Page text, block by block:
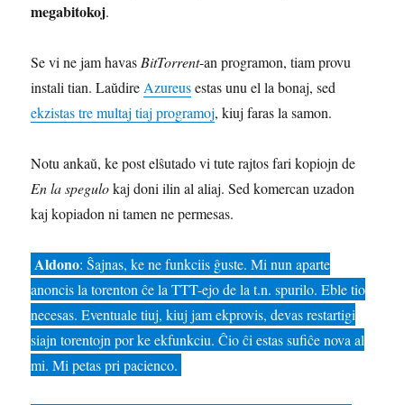
megabitokoj.
Se vi ne jam havas BitTorrent-an programon, tiam provu
instali tian. Laŭdire Azureusestas unu el la bonaj, sed
ekzistas tre multaj tiaj programoj, kiuj faras la samon.
Notu ankaŭ, ke post elŝutado vi tute rajtos fari kopiojn de
En la spegulokaj doni ilin al aliaj. Sed komercan uzadon
kaj kopiadon ni tamen ne permesas.
Aldono: Ŝajnas, ke ne funkciis ĝuste. Mi nun aparte
anoncis la torenton ĉe la TTT-ejo de la t.n. spurilo. Eble tio
necesas. Eventuale tiuj, kiuj jam ekprovis, devas restartigi
siajn torentojn por ke ekfunkciu. Ĉio ĉi estas sufiĉe nova al
mi. Mi petas pri pacienco.